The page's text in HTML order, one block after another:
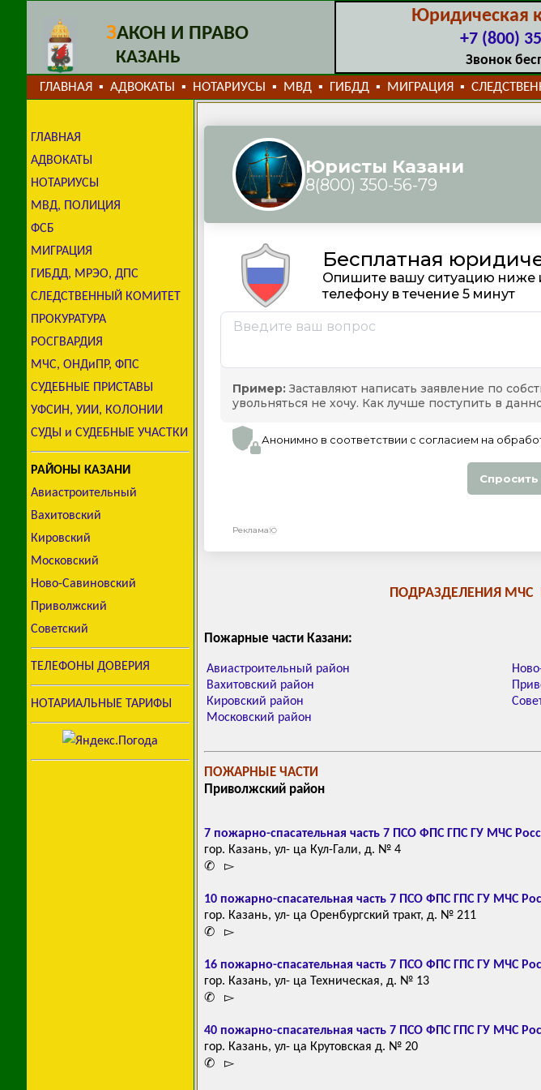
ЗАКОН И ПРАВО
КАЗАНЬ
Юридическая
+7 (800)
Звонок
ГЛАВНАЯ ▪ АДВОКАТЫ ▪ НОТАРИУСЫ ▪ МВД ▪ ГИБДД ▪ МИГРАЦИЯ ▪
ГЛАВНАЯ
АДВОКАТЫ
НОТАРИУСЫ
МВД, ПОЛИЦИЯ
ФСБ
МИГРАЦИЯ
ГИБДД, МРЭО, ДПС
СЛЕДСТВЕННЫЙ КОМИТЕТ
ПРОКУРАТУРА
РОСГВАРДИЯ
МЧС, ОНДиПР, ФПС
СУДЕБНЫЕ ПРИСТАВЫ
УФСИН, УИИ, КОЛОНИИ
СУДЫ и СУДЕБНЫЕ УЧАСТКИ
РАЙОНЫ КАЗАНИ
Авиастроительный
Вахитовский
Кировский
Московский
Ново-Савиновский
Приволжский
Советский
ТЕЛЕФОНЫ ДОВЕРИЯ
НОТАРИАЛЬНЫЕ ТАРИФЫ
ПОДРАЗДЕЛЕНИЯ МЧС
Пожарные части Казани:
Авиастроительный район
Вахитовский район
Кировский район
Московский район
ПОЖАРНЫЕ ЧАСТИ
Приволжский район
7 пожарно-спасательная часть 7 ПСО ФПС ГПС ГУ МЧС
гор. Казань, ул- ца Кул-Гали, д. № 4
✆ ▻
10 пожарно-спасательная часть 7 ПСО ФПС ГПС ГУ МЧС
гор. Казань, ул- ца Оренбургский тракт, д. № 211
✆ ▻
16 пожарно-спасательная часть 7 ПСО ФПС ГПС ГУ МЧС
гор. Казань, ул- ца Техническая, д. № 13
✆ ▻
40 пожарно-спасательная часть 7 ПСО ФПС ГПС ГУ МЧС
гор. Казань, ул- ца Крутовская д. № 20
✆ ▻